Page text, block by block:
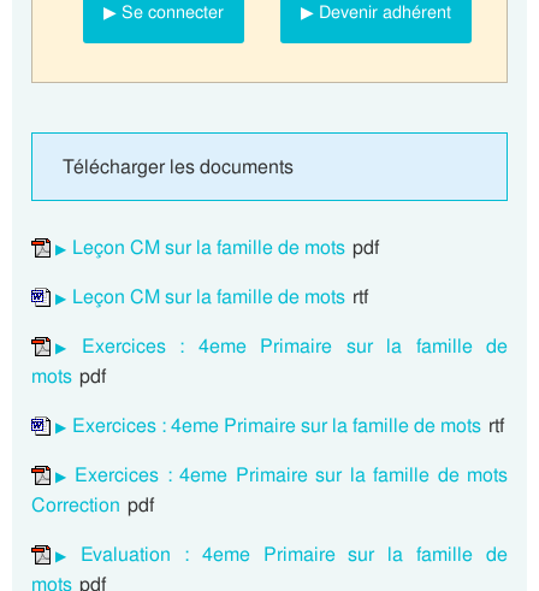
▶ Se connecter ▶ Devenir adhérent
Télécharger les documents
Leçon CM sur la famille de mots pdf
Leçon CM sur la famille de mots rtf
Exercices : 4eme Primaire sur la famille de
mots pdf
Exercices : 4eme Primaire sur la famille de mots rtf
Exercices : 4eme Primaire sur la famille de mots
Correction pdf
Evaluation : 4eme Primaire sur la famille de
mots pdf